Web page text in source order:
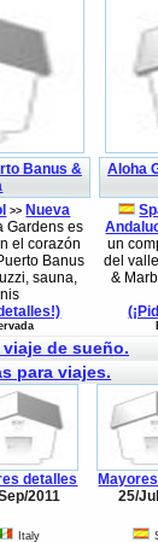
Banus &
>> Nueva
Gardens es
el corazón
Banus
sauna,
Aloha
un
del
&
de sueño.
para viajes.
detalles
2011
Italy
25/